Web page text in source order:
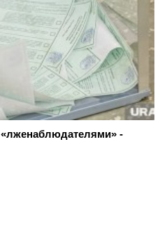
«лженаблюдателями» -